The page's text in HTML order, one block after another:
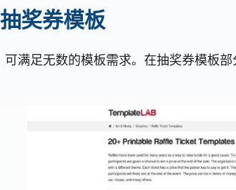
奖券模板
满足无数的模板需求。在抽奖券模板